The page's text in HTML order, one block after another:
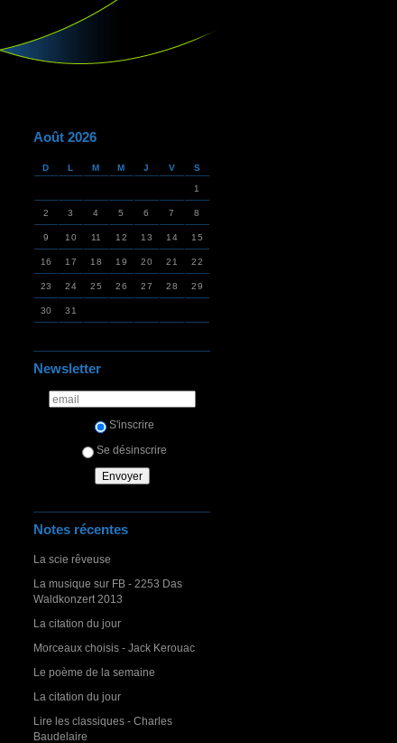
Août 2026
D L M M J V S
1
2 3 4 5 6 7 8
9 10 11 12 13 14 15
16 17 18 19 20 21 22
23 24 25 26 27 28 29
30 31
Newsletter
S'inscrire
Se désinscrire
Notes récentes
La scie rêveuse
La musique sur FB - 2253 Das
Waldkonzert 2013
La citation du jour
Morceaux choisis - Jack Kerouac
Le poème de la semaine
La citation du jour
Lire les classiques - Charles
Baudelaire